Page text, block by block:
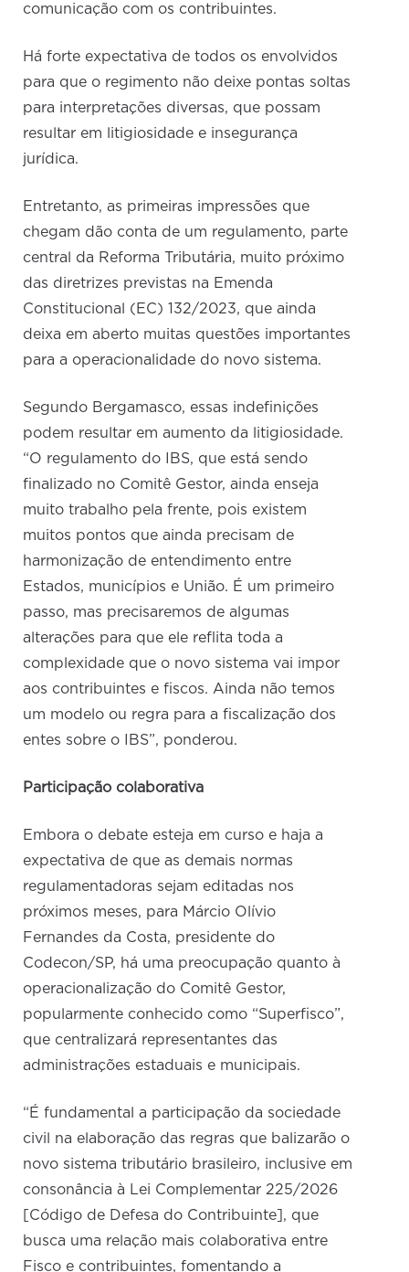
comunicação com os contribuintes.
Há forte expectativa de todos os envolvidos
para que o regimento não deixe pontas soltas
para interpretações diversas, que possam
resultar em litigiosidade e insegurança
jurídica.
Entretanto, as primeiras impressões que
chegam dão conta de um regulamento, parte
central da Reforma Tributária, muito próximo
das diretrizes previstas na Emenda
Constitucional (EC) 132/2023, que ainda
deixa em aberto muitas questões importantes
para a operacionalidade do novo sistema.
Segundo Bergamasco, essas indefinições
podem resultar em aumento da litigiosidade.
“O regulamento do IBS, que está sendo
finalizado no Comitê Gestor, ainda enseja
muito trabalho pela frente, pois existem
muitos pontos que ainda precisam de
harmonização de entendimento entre
Estados, municípios e União. É um primeiro
passo, mas precisaremos de algumas
alterações para que ele reflita toda a
complexidade que o novo sistema vai impor
aos contribuintes e fiscos. Ainda não temos
um modelo ou regra para a fiscalização dos
entes sobre o IBS”, ponderou.
Participação colaborativa
Embora o debate esteja em curso e haja a
expectativa de que as demais normas
regulamentadoras sejam editadas nos
próximos meses, para Márcio Olívio
Fernandes da Costa, presidente do
Codecon/SP, há uma preocupação quanto à
operacionalização do Comitê Gestor,
popularmente conhecido como “Superfisco”,
que centralizará representantes das
administrações estaduais e municipais.
“É fundamental a participação da sociedade
civil na elaboração das regras que balizarão o
novo sistema tributário brasileiro, inclusive em
consonância à Lei Complementar 225/2026
[Código de Defesa do Contribuinte], que
busca uma relação mais colaborativa entre
Fisco e contribuintes, fomentando a